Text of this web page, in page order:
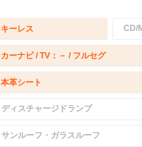
キーレス CD/
カーナビ / TV：－ / フルセグ
本革シート
ディスチャージドランプ
サンルーフ・ガラスルーフ